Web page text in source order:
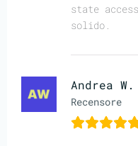
state
solido.
Andrea W.
Recensore